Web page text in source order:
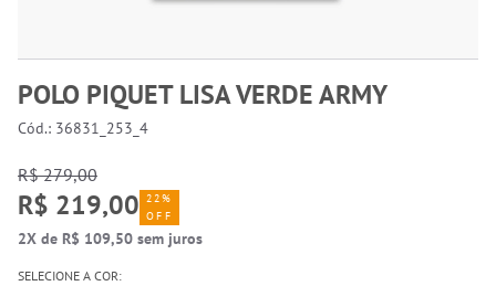
POLO PIQUET LISA VERDE ARMY
Cód.: 36831_253_4
R$ 279,00
R$ 219,00 22%
OFF
2X de R$ 109,50 sem juros
SELECIONE A COR: